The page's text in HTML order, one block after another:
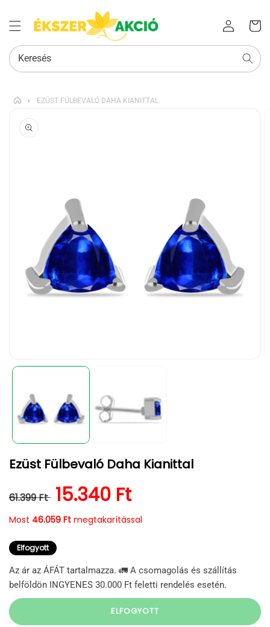
Bejelentkezés
kosara
Keresés
› EZÜST FÜLBEVALÓ DAHA KIANITTAL
UGRÁS A
TERMÉKADATOKRA
médiafájl
modális
párbeszédpanelen
Ezüst Fülbevaló Daha Kianittal
Normál ár
61.399 Ft Kedvezményes ár
15.340 Ft
Most 46.059 Ft megtakarítással
Elfogyott
Az ár az ÁFÁT tartalmazza. 🚛 A csomagolás és szállítás
belföldön INGYENES 30.000 Ft feletti rendelés esetén.
ELFOGYOTT